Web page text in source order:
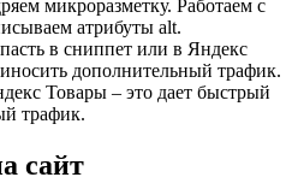
микроразметку. Работаем с
атрибуты alt.
в сниппет или в Яндекс
дополнительный трафик.
Товары – это дает быстрый
трафик.
сайт